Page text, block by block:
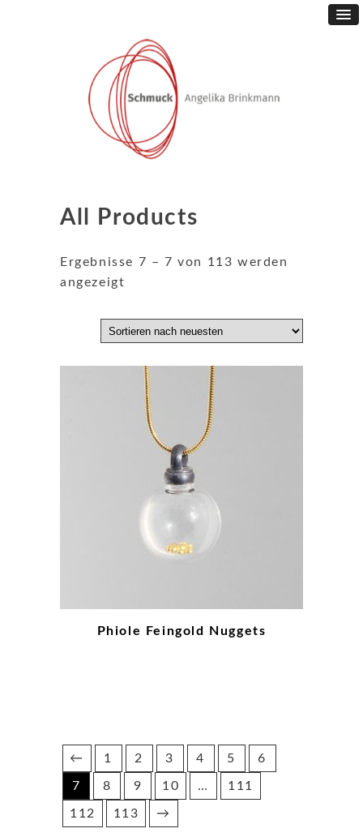
All Products
Ergebnisse 7 – 7 von 113 werden
angezeigt
sortiert
Phiole Feingold Nuggets
← 1 2 3 4 5 6
7 8 9 10 … 111
112 113 →